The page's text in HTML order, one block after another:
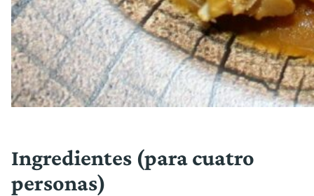
Ingredientes (para cuatro
personas)